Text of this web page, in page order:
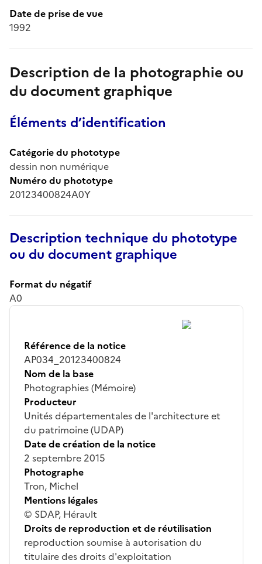
Date de prise de vue
1992
Description de la photographie ou
du document graphique
Éléments d’identification
Catégorie du phototype
dessin non numérique
Numéro du phototype
20123400824A0Y
Description technique du phototype
ou du document graphique
Format du négatif
A0
Référence de la notice
AP034_20123400824
Nom de la base
Photographies (Mémoire)
Producteur
Unités départementales de l'architecture et
du patrimoine (UDAP)
Date de création de la notice
2 septembre 2015
Photographe
Tron, Michel
Mentions légales
© SDAP, Hérault
Droits de reproduction et de réutilisation
reproduction soumise à autorisation du
titulaire des droits d'exploitation